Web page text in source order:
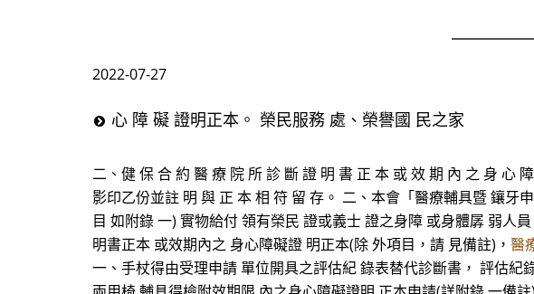
2022-07-27
心 障 礙 證明正本。 榮民服務 處、榮譽國 民之家
二、健 保 合 約 醫 療 院 所 診 斷 證 明 書 正 本 或 效 期 內 之 身 心
影印乙份並註 明 與 正 本 相 符 留 存。 二、本會「醫療輔具暨 鑲
目 如附錄 一) 實物給付 領有榮民 證或義士 證之身障 或身體孱 弱人
明書正本 或效期內之 身心障礙證 明正本(除 外項目，請 見備註)， 醫
一、手杖得由受理申請 單位開具之評估紀 錄表替代診斷書， 評估